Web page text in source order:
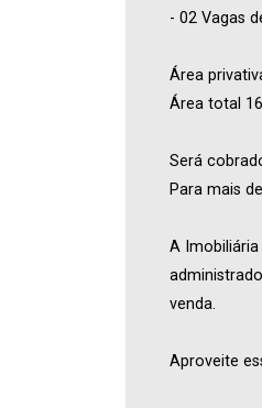
- 02 Vagas
Área
Área total
Será
Para mais
A
venda.
Aproveite